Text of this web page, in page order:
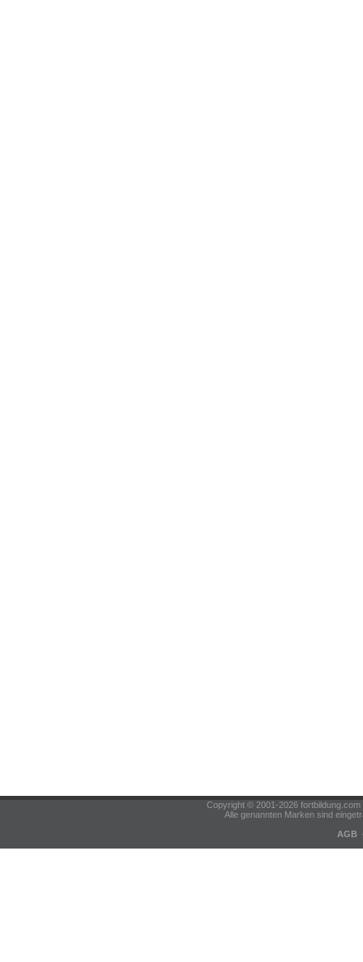
Copyright © 2001-2026
Alle genannten Marken sind
AGB